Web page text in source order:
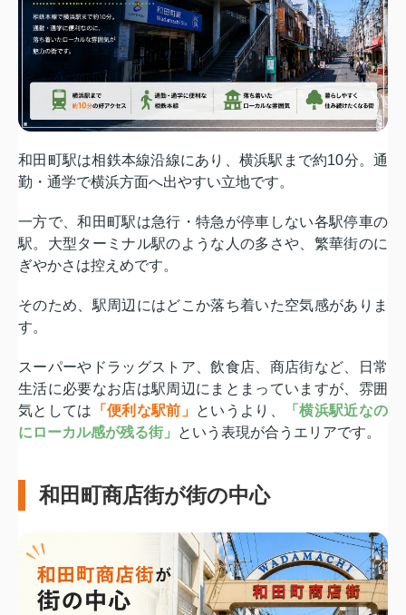
和田町駅は相鉄本線沿線にあり、横浜駅まで約10分。通
勤・通学で横浜方面へ出やすい立地です。
一方で、和田町駅は急行・特急が停車しない各駅停車の
駅。大型ターミナル駅のような人の多さや、繁華街のに
ぎやかさは控えめです。
そのため、駅周辺にはどこか落ち着いた空気感がありま
す。
スーパーやドラッグストア、飲食店、商店街など、日常
生活に必要なお店は駅周辺にまとまっていますが、雰囲
気としては 「便利な駅前」 というより、
「横浜駅近なの
にローカル感が残る街」
という表現が合うエリアです。
和田町商店街が街の中心